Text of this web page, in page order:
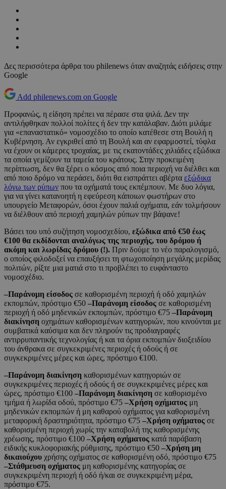
Δες περισσότερα άρθρα του philenews όταν αναζητάς ειδήσεις στην
Google
Add philenews.com on Google
Προφανώς, η είδηση πρέπει να πέρασε στα ψιλά. Δεν την
αντιλήφθηκαν πολλοί πολίτες ή δεν την κατάλαβαν. Διότι μιλάμε
για «επαναστατικό» νομοσχέδιο το οποίο κατέθεσε στη Βουλή η
Κυβέρνηση. Αν εγκριθεί από τη Βουλή και αν εφαρμοστεί, τύφλα
να έχουν οι κάμερες τροχαίας, με τις εκατοντάδες χιλιάδες εξώδικα
τα οποία γεμίζουν τα ταμεία του κράτους. Στην προκειμένη
περίπτωση, δεν θα ξέρει ο κόσμος από ποια περιοχή να διέλθει και
από ποιο δρόμο να περάσει, διότι θα εισπράττει αβέρτα εξώδικα
λόγω των ρύπων που τα οχήματά τους εκπέμπουν. Με δυο λόγια,
για να γίνει κατανοητή η εφεύρεση κάποιων φωστήρων στο
υπουργείο Μεταφορών, όσοι έχουν παλιά οχήματα, εάν τολμήσουν
να διέλθουν από περιοχή χαμηλών ρύπων την βάψανε!
Βάσει του υπό συζήτηση νομοσχεδίου, εξώδικα από €50 έως
€100 θα εκδίδονται αναλόγως της περιοχής, του δρόμου ή
ακόμη και λωρίδας δρόμου (!). Πριν δούμε το νέο παραλογισμό,
ο οποίος φιλοδοξεί να επαυξήσει τη φτωχοποίηση μεγάλης μερίδας
πολιτών, ρίξτε μια ματιά στο τι προβλέπει το ευφάνταστο
νομοσχέδιο.
–Παράνομη είσοδος σε καθορισμένη περιοχή ή οδό χαμηλών
εκπομπών, πρόστιμο €50 –Παράνομη είσοδος σε καθορισμένη
περιοχή ή οδό μηδενικών εκπομπών, πρόστιμο €75 –Παράνομη
διακίνηση οχημάτων καθορισμένων κατηγοριών, που κινούνται με
συμβατικά καύσιμα και δεν πληρούν τις προδιαγραφές
αντιρρυπαντικής τεχνολογίας ή και τα όρια εκπομπών διοξειδίου
του άνθρακα σε συγκεκριμένες περιοχές ή οδούς ή σε
συγκεκριμένες μέρες και ώρες, πρόστιμο €100.
–Παράνομη διακίνηση καθορισμένων κατηγοριών σε
συγκεκριμένες περιοχές ή οδούς ή σε συγκεκριμένες μέρες και
ώρες, πρόστιμο €100 –Παράνομη διακίνηση σε καθορισμένο
τμήμα ή λωρίδα οδού, πρόστιμο €75 –Χρήση οχήματος μη
μηδενικών εκπομπών ή μη καθαρού οχήματος για καθορισμένη
μεταφορική δραστηριότητα, πρόστιμο €75 –Χρήση οχήματος σε
καθορισμένη περιοχή χωρίς την καταβολή της καθορισμένης
χρέωσης, πρόστιμο €100 –Χρήση οχήματος κατά παράβαση
ειδικής κυκλοφοριακής ρύθμισης, πρόστιμο €50 –Χρήση μη
δικαιούχου χρήσης οχήματος σε καθορισμένη οδό, πρόστιμο €75
–Στάθμευση οχήματος μη καθορισμένης κατηγορίας σε
συγκεκριμένη περιοχή ή οδό ή/και σε συγκεκριμένη μέρα,
πρόστιμο €75.